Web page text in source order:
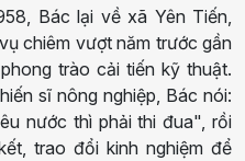
Bác lại về xã Yên Tiến,
chiêm vượt năm trước gần
trào cải tiến kỹ thuật.
sĩ nông nghiệp, Bác nói:
nước thì phải thi đua", rồi
trao đổi kinh nghiệm để